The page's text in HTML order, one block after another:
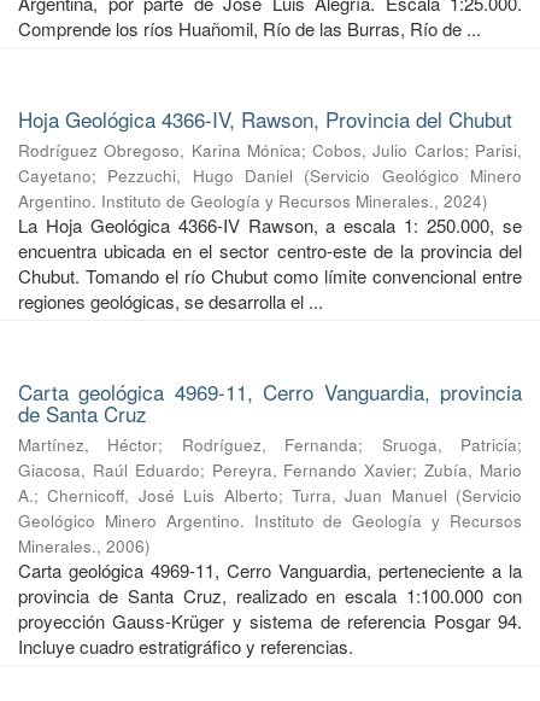
Comprende los ríos Huañomil, Río de las Burras, Río de ...
Hoja Geológica 4366-IV, Rawson, Provincia del Chubut
Rodríguez Obregoso, Karina Mónica;Cobos, Julio Carlos; Parisi,
Cayetano; Pezzuchi, Hugo Daniel (Servicio Geológico Minero
Argentino. Instituto de Geología y Recursos Minerales., 2024)
La Hoja Geológica 4366-IV Rawson, a escala 1: 250.000, se
encuentra ubicada en el sector centro-este de la provincia del
Chubut. Tomando el río Chubut como límite convencional entre
regiones geológicas, se desarrolla el ...
Carta geológica 4969-11, Cerro Vanguardia, provincia
de Santa Cruz
Martínez, Héctor; Rodríguez, Fernanda; Sruoga, Patricia;
Giacosa, Raúl Eduardo; Pereyra, Fernando Xavier;Zubía, Mario
A.;Chernicoff, José Luis Alberto; Turra, Juan Manuel (Servicio
Geológico Minero Argentino. Instituto de Geología y Recursos
Minerales., 2006)
Carta geológica 4969-11, Cerro Vanguardia, perteneciente a la
provincia de Santa Cruz, realizado en escala 1:100.000 con
proyección Gauss-Krüger y sistema de referencia Posgar 94.
Incluye cuadro estratigráfico y referencias.